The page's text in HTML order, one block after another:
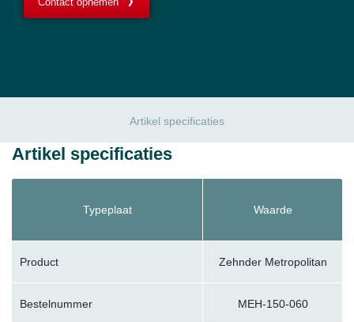
Artikel specificaties
Artikel specificaties
Typeplaat Waarde
Product Zehnder Metropolitan
Bestelnummer MEH-150-060